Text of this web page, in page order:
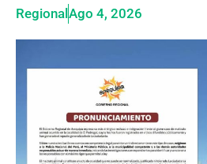
Regional Ago 4, 2026